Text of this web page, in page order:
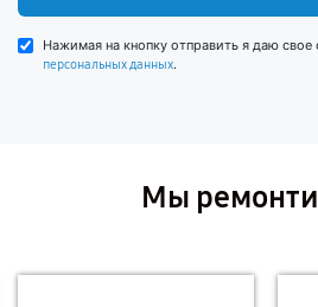
Нажимая на кнопку отправить я даю свое
персональных данных.
Мы